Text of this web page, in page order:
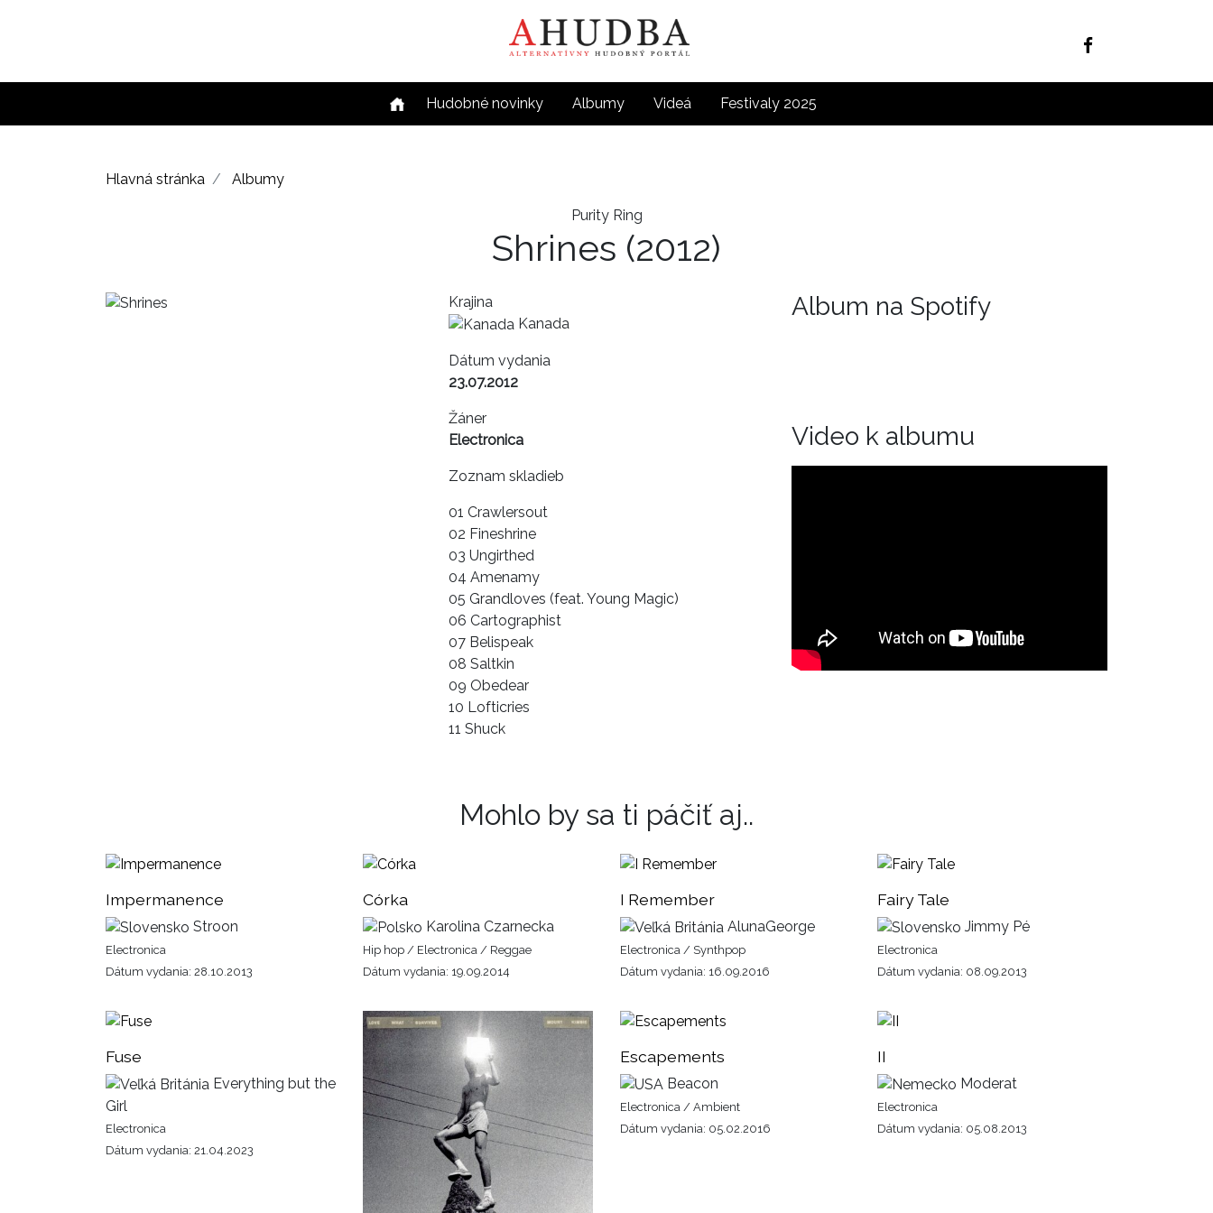
Hudobné novinky Albumy Videá Festivaly 2025
Hlavná stránka Albumy
Purity Ring
Shrines (2012)
Krajina
Kanada
Dátum vydania
23.07.2012
Žáner
Electronica
Zoznam skladieb
01 Crawlersout
02 Fineshrine
03 Ungirthed
04 Amenamy
05 Grandloves (feat. Young Magic)
06 Cartographist
07 Belispeak
08 Saltkin
09 Obedear
10 Lofticries
11 Shuck
Album na Spotify
Video k albumu
Mohlo by sa ti páčiť aj..
Impermanence
Stroon
Electronica
Dátum vydania: 28.10.2013
Córka
Karolina Czarnecka
Hip hop / Electronica / Reggae
Dátum vydania: 19.09.2014
I Remember
AlunaGeorge
Electronica / Synthpop
Dátum vydania: 16.09.2016
Fairy Tale
Jimmy Pé
Electronica
Dátum vydania: 08.09.2013
Fuse
Everything but the
Girl
Electronica
Dátum vydania: 21.04.2023
Escapements
Beacon
Electronica / Ambient
Dátum vydania: 05.02.2016
II
Moderat
Electronica
Dátum vydania: 05.08.2013